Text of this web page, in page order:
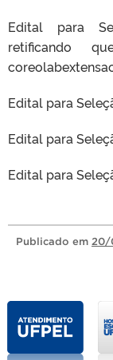
Edital para
retificando
Edital para
Edital para
Edital para
Publicado em 20/